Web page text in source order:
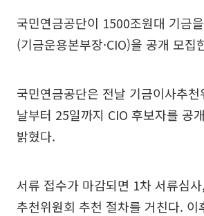
국민연금공단이 1500조원대 기금
(기금운용본부장·CIO)을 공개 모집
국민연금공단은 전날 기금이사추
날부터 25일까지 CIO 후보자를 공
밝혔다.
서류 접수가 마감되면 1차 서류심
추천위원회 추천 절차를 거친다. 이